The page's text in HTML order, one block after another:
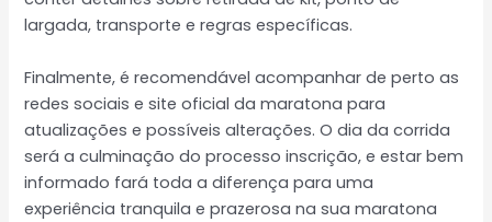
largada, transporte e regras específicas.
Finalmente, é recomendável acompanhar de perto as
redes sociais e site oficial da maratona para
atualizações e possíveis alterações. O dia da corrida
será a culminação do processo inscrição, e estar bem
informado fará toda a diferença para uma
experiência tranquila e prazerosa na sua maratona